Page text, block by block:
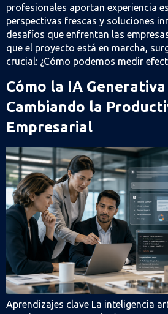
profesionales aportan experiencia
perspectivas frescas y soluciones
desafíos que enfrentan las
que el proyecto está en marcha,
crucial: ¿Cómo podemos medir
Cómo la IA
Cambiando la
Empresarial
Aprendizajes clave La inteligencia